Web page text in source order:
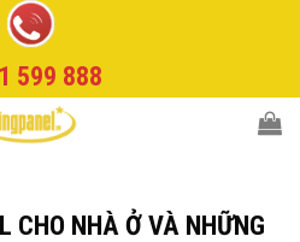
599 888
CHO NHÀ Ở VÀ NHỮNG